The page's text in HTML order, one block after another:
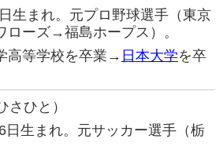
生まれ。元プロ野球選手（東京
ローズ→福島ホープス）。
高等学校を卒業→ 日本大学を卒
さひと）
日生まれ。元サッカー選手（栃